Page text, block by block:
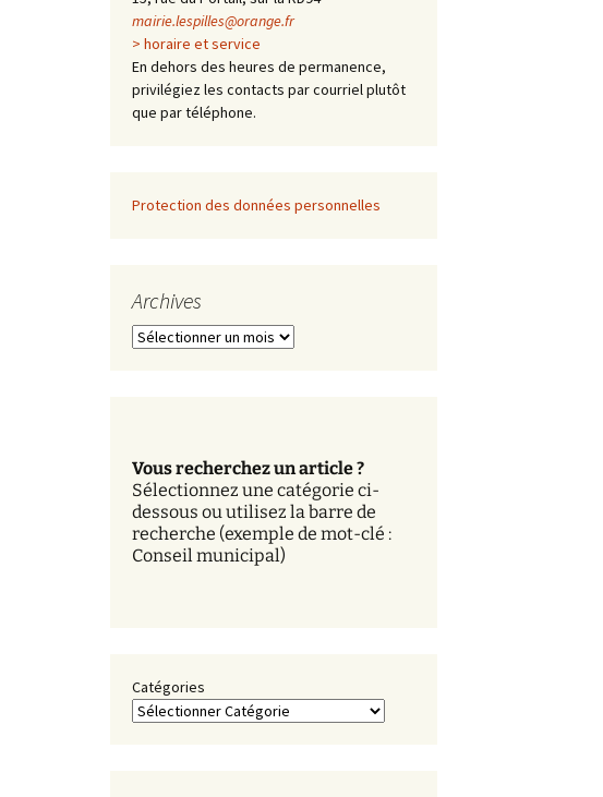
mairie.lespilles@orange.fr
> horaire et service
En dehors des heures de permanence,
privilégiez les contacts par courriel plutôt
que par téléphone.
Protection des données personnelles
Archives
A
e
s
Vous recherchez un article ?
Sélectionnez une catégorie ci-
dessous ou utilisez la barre de
recherche (exemple de mot-clé :
Conseil municipal)
Catégories